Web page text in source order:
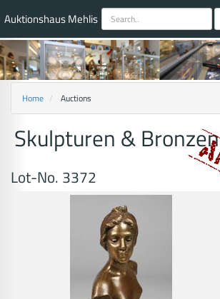
Auktionshaus Mehlis
Home Auctions
Skulpturen & Bronzen
Lot-No. 3372